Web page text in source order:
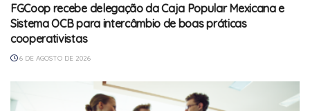
FGCoop recebe delegação da Caja Popular Mexicana e
Sistema OCB para intercâmbio de boas práticas
cooperativistas
6 DE AGOSTO DE 2026